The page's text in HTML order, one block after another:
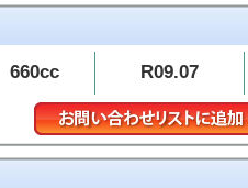
660cc R09.07